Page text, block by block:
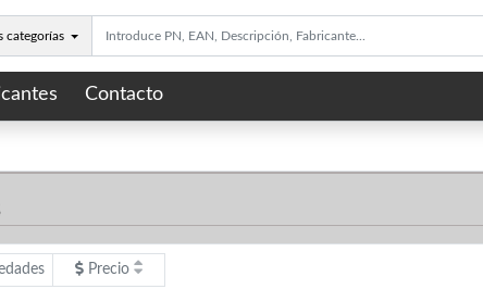
categorías
Contacto
Precio